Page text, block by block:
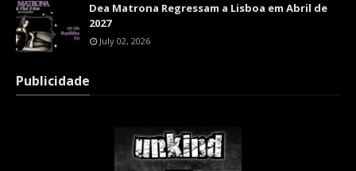
Dea Matrona Regressam a Lisboa em Abril de
2027
July 02, 2026
Publicidade